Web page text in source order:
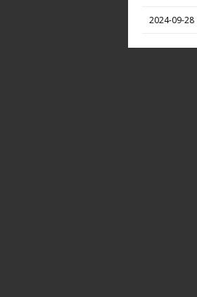
2024-09-28